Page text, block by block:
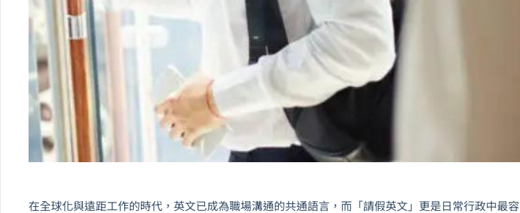
在全球化與遠距工作的時代，英文已成為職場溝通的共通語言，而「請假英文」更是日常行政中最容